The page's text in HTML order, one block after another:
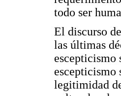
todo ser
El discurso
las últimas
escepticismo
escepticismo
legitimidad